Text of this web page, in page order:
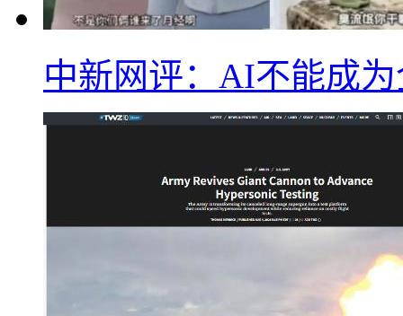
中新网评：AI不能成